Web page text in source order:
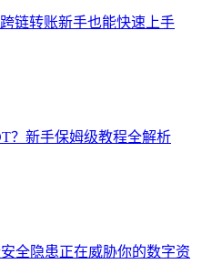
链转账新手也能快速上手
？新手保姆级教程全解析
全隐患正在威胁你的数字资